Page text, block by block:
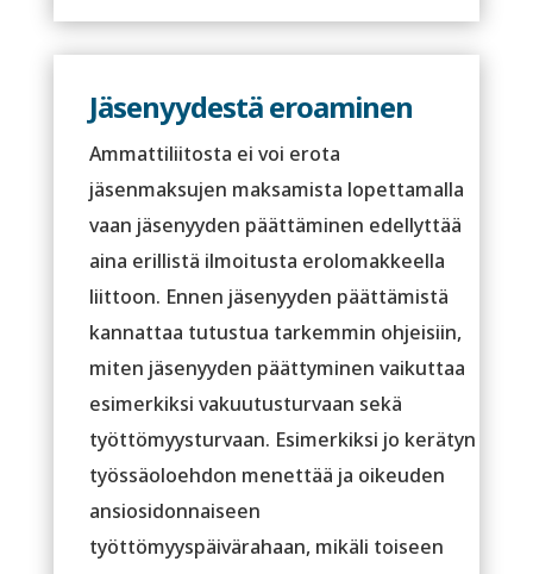
Jäsenyydestä eroaminen
Ammattiliitosta ei voi erota
jäsenmaksujen maksamista lopettamalla
vaan jäsenyyden päättäminen edellyttää
aina erillistä ilmoitusta erolomakkeella
liittoon. Ennen jäsenyyden päättämistä
kannattaa tutustua tarkemmin ohjeisiin,
miten jäsenyyden päättyminen vaikuttaa
esimerkiksi vakuutusturvaan sekä
työttömyysturvaan. Esimerkiksi jo kerätyn
työssäoloehdon menettää ja oikeuden
ansiosidonnaiseen
työttömyyspäivärahaan, mikäli toiseen